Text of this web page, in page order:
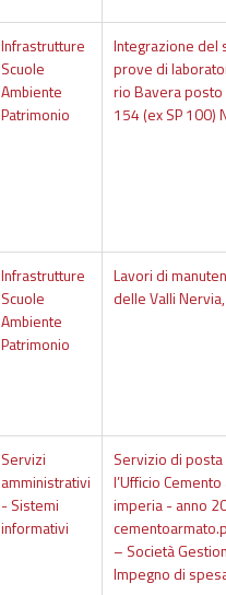
Infrastrutture
Scuole
Ambiente
Patrimonio
Integrazione del
prove di
rio Bavera posto
154 (ex SP 100)
Infrastrutture
Scuole
Ambiente
Patrimonio
Lavori di
delle Valli
Servizi
amministrativi
- Sistemi
informativi
Servizio di
l’Ufficio
imperia - anno
– Società
Impegno di